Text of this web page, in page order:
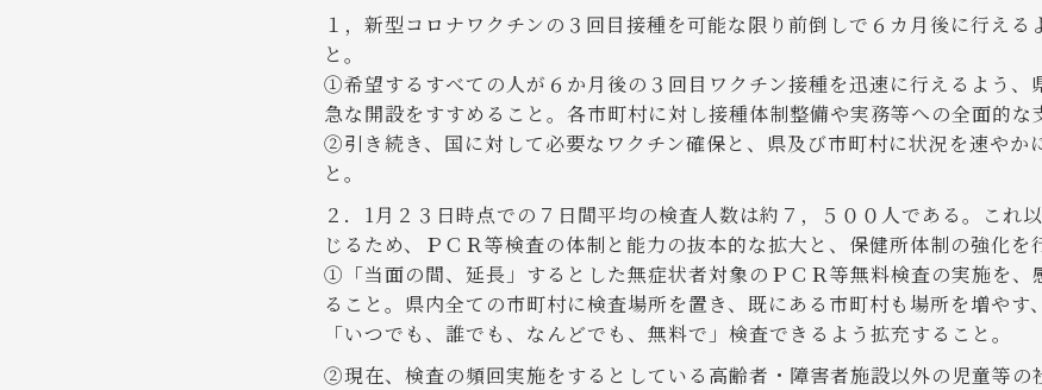
１，新型コロナワクチンの３回目接種を可能な限り前倒しで６カ月後に行える
と。
①希望するすべての人が６か月後の３回目ワクチン接種を迅速に行えるよう、
急な開設をすすめること。各市町村に対し接種体制整備や実務等への全面的な
②引き続き、国に対して必要なワクチン確保と、県及び市町村に状況を速やか
と。
２．1月２３日時点での７日間平均の検査人数は約７，５００人である。これ
じるため、ＰＣＲ等検査の体制と能力の抜本的な拡大と、保健所体制の強化を
①「当面の間、延長」するとした無症状者対象のＰＣＲ等無料検査の実施を、
ること。県内全ての市町村に検査場所を置き、既にある市町村も場所を増やす
「いつでも、誰でも、なんどでも、無料で」検査できるよう拡充すること。
②現在、検査の頻回実施をするとしている高齢者・障害者施設以外の児童等の